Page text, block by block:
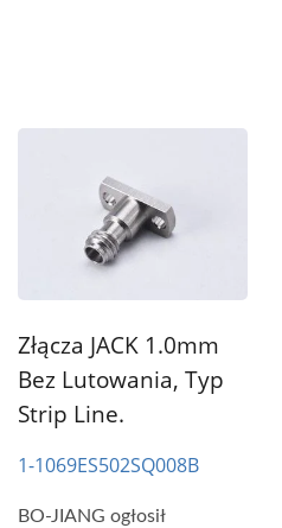
Złącza JACK 1.0mm
Bez Lutowania, Typ
Strip Line.
1-1069ES502SQ008B
BO-JIANG ogłosił